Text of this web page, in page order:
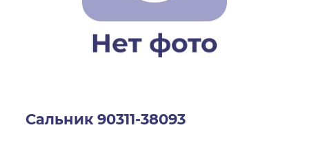
Сальник 90311-38093